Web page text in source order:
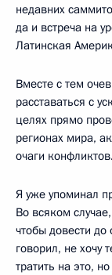
недавних
да и встреча на
Латинская
Вместе с тем
расставаться с
целях прямо
регионах мира,
очаги конфликтов.
Я уже упоминал
Во всяком
чтобы довести до
говорил, не хочу
тратить на это,